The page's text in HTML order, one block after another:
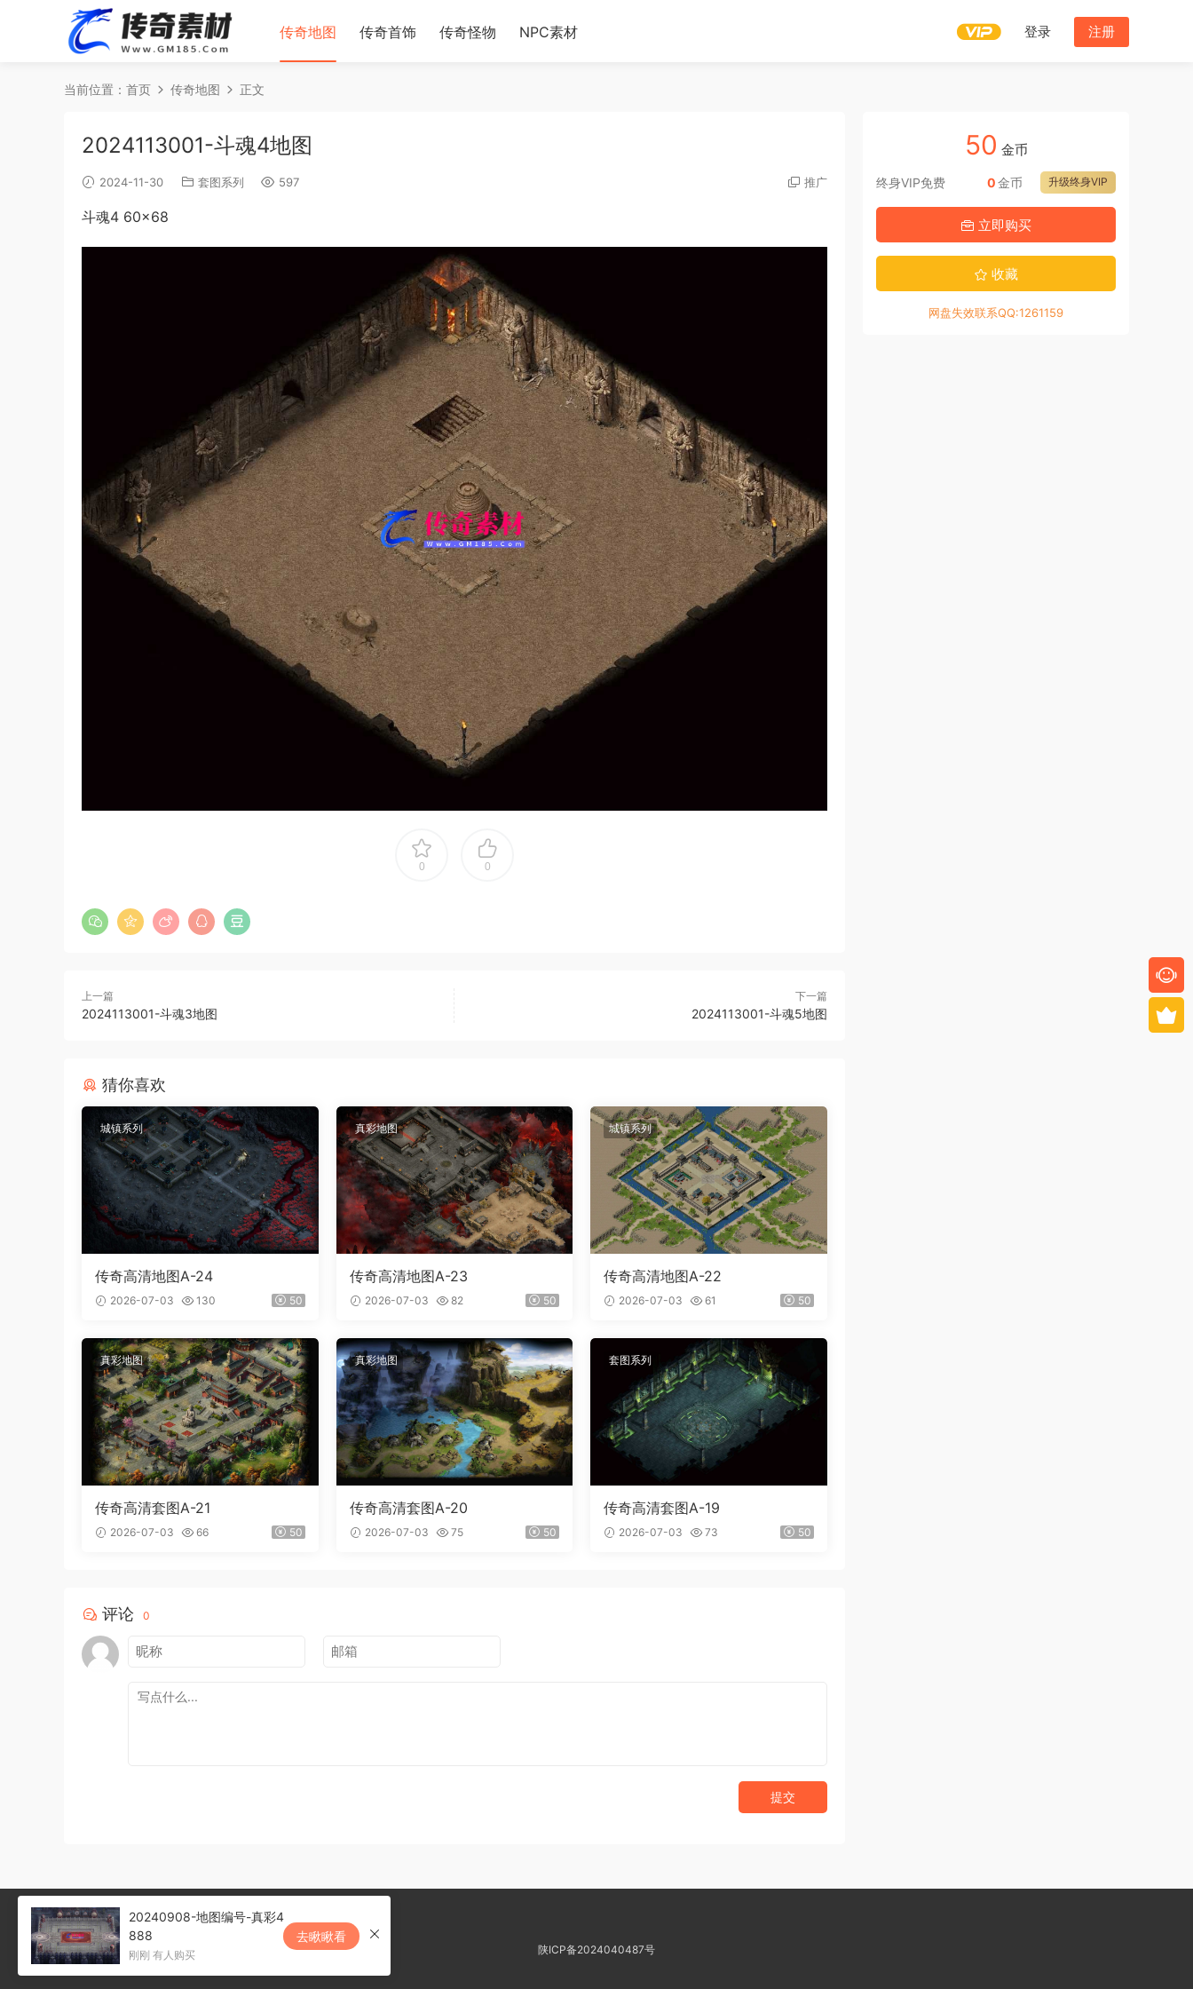
传奇地图 传奇首饰 传奇怪物 NPC素材 登录 注册
当前位置： 首页 传奇地图 正文
2024113001-斗魂4地图
2024-11-30 套图系列 597 推广
斗魂4 60×68
0 0
上一篇
2024113001-斗魂3地图
下一篇
2024113001-斗魂5地图
猜你喜欢
城镇系列
传奇高清地图A-24
2026-07-03 130 50
真彩地图
传奇高清地图A-23
2026-07-03 82 50
城镇系列
传奇高清地图A-22
2026-07-03 61 50
真彩地图
传奇高清套图A-21
2026-07-03 66 50
真彩地图
传奇高清套图A-20
2026-07-03 75 50
套图系列
传奇高清套图A-19
2026-07-03 73 50
评论 0
提交
50 金币
终身VIP免费 升级终身VIP
0金币
立即购买
收藏
网盘失效联系QQ:1261159
陕ICP备2024040487号
20240908-地图编号-真彩4
888
刚刚 有人购买
去瞅瞅看